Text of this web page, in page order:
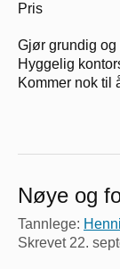
Pris
Gjør grundig
Hyggelig
Kommer nok til
Nøye og
Tannlege:
Skrevet22.